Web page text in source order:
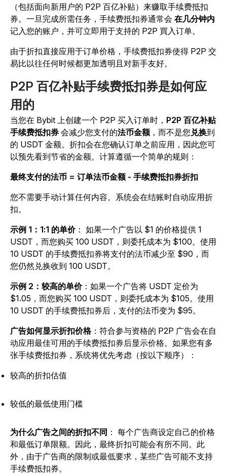
（包括面向新用户的 P2P 百亿补贴）来赚取手续费抵扣
券。一旦完成所需任务，手续费抵扣券通常会 在几分钟内
记入您的账户，并可立即用于支持的 P2P 買入订单。
由于折扣直接应用于订单价格，手续费抵扣券使得 P2P 交
易比以往任何时候都更加透明且对新手友好。
P2P 百亿补贴手续费抵扣券是如何应
用的
当您在 Bybit 上创建一个 P2P 买入订单时， P2P 百亿补贴
手续费抵扣券 会减少您支付的法币金额 ，而不是您 兑换到
的 USDT 金额。折扣会在您确认订单之前应用，因此您可
以预先看到节省的金额。计算遵循一个简单的规则：
最终支付的法币 = 订单法币金额 - 手续费抵扣券折扣
您不需要手动计算任何内容。系统会在结账时自动应用折
扣。
示例 1：1:1 的单价： 如果一个广告以 $1 的价格提供 1
USDT，而您购买 100 USDT，则委托成本为 $100。使用
10 USDT 的手续费抵扣券将支付的法币减少至 $90，而
您仍然兑换收到 100 USDT。
示例 2：较高的单价：如果一个广告将 USDT 定价为
$1.05，而您购买 100 USDT，则委托成本为 $105。使用
10 USDT 的手续费抵扣券后，支付的法币变为 $95。
广告如何显示折扣价格：符合参与资格的 P2P 广告会在自
动应用最佳可用的手续费抵扣券后显示价格。如果您有多
张手续费抵扣券，系统将优先考虑（按以下顺序）：
较高的折扣估值
较低的最低使用门槛
为什么广告之间的折扣不同 ： 每个广告商设定自己的价格
和最低订单限额。因此，最终折扣可能会有所不同。此
外，由于广告商的限制或最低要求，某些广告可能不支持
手续费抵扣券。